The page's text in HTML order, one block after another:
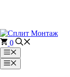
0
Меню
Меню